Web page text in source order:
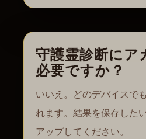
守護霊診断にア
必要ですか？
いいえ。どのデバイスで
れます。結果を保存した
アップしてください。